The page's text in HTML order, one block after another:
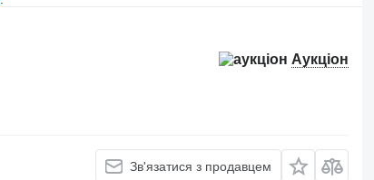
Аукціон
Зв'язатися з продавцем